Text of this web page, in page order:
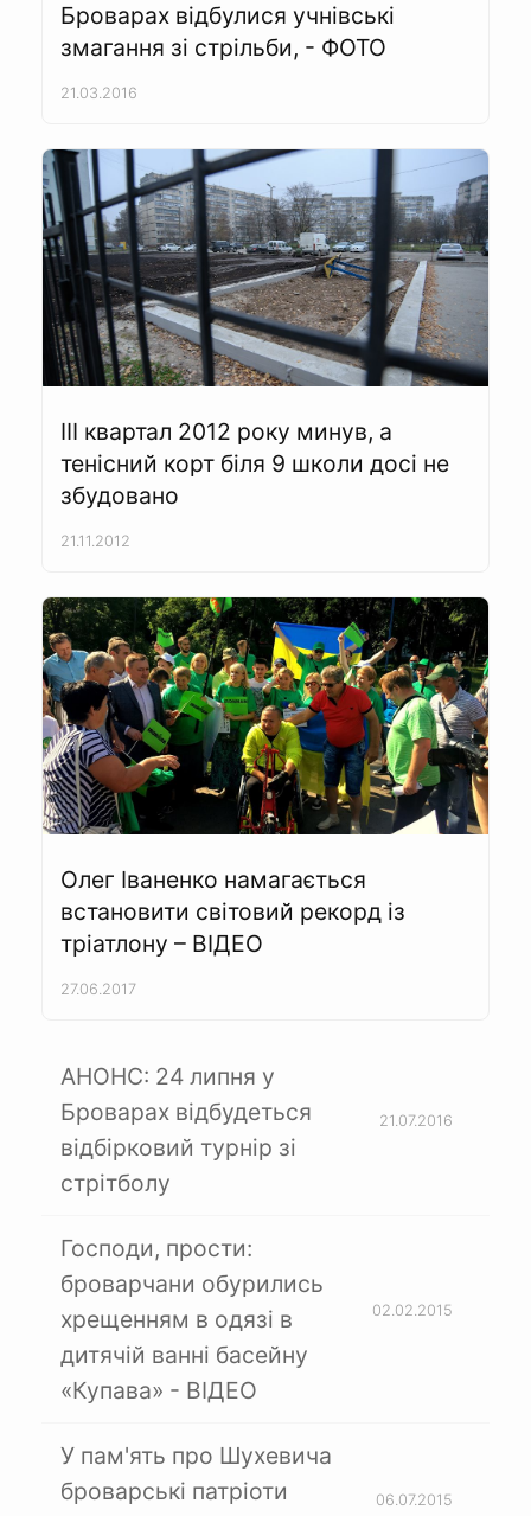
Броварах відбулися учнівські
змагання зі стрільби, - ФОТО
21.03.2016
ІІІ квартал 2012 року минув, а
тенісний корт біля 9 школи досі не
збудовано
21.11.2012
Олег Іваненко намагається
встановити світовий рекорд із
тріатлону – ВІДЕО
27.06.2017
АНОНС: 24 липня у
Броварах відбудеться
відбірковий турнір зі
стрітболу
21.07.2016
Господи, прости:
броварчани обурились
хрещенням в одязі в
дитячій ванні басейну
«Купава» - ВІДЕО
02.02.2015
У пам'ять про Шухевича
броварські патріоти
06.07.2015